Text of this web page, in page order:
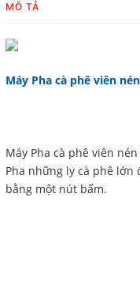
MÔ TẢ
Máy Pha cà phê viên
Máy Pha cà phê viên
Pha những ly cà phê lớn
bằng một nút bấm.